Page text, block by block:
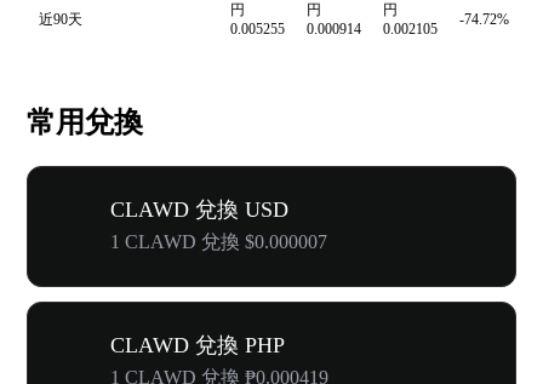
近90天
円
0.005255
円
0.000914
円
0.002105
-74.72%
常用兌換
CLAWD 兌換 USD
1 CLAWD 兌換 $0.000007
CLAWD 兌換 PHP
1 CLAWD 兌換 ₱0.000419